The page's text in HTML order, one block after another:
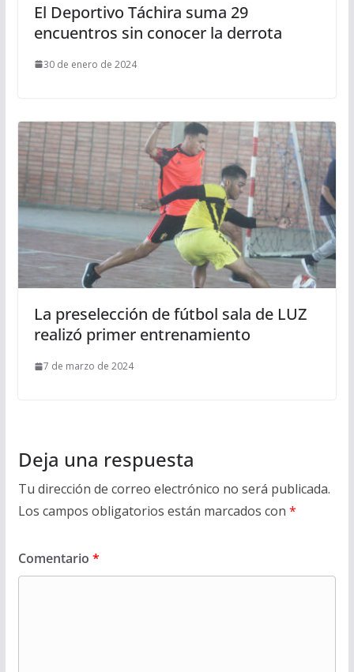
El Deportivo Táchira suma 29
encuentros sin conocer la derrota
30 de enero de 2024
La preselección de fútbol sala de LUZ
realizó primer entrenamiento
7 de marzo de 2024
Deja una respuesta
Tu dirección de correo electrónico no será publicada.
Los campos obligatorios están marcados con *
Comentario *